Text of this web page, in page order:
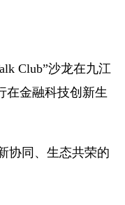
Club”沙龙在九江
金融科技创新生
协同、生态共荣的